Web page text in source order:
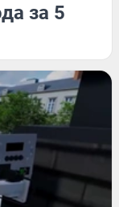
за 5